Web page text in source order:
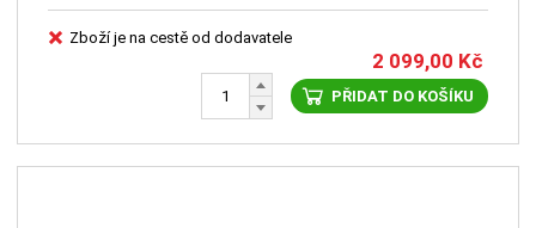
Zboží je na cestě od dodavatele
2 099,00 Kč
PŘIDAT DO KOŠÍKU